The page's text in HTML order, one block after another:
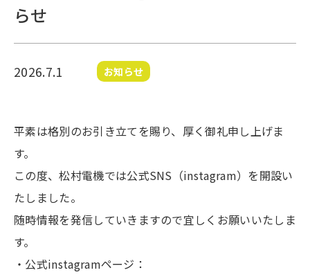
らせ
2026.7.1 お知らせ
平素は格別のお引き立てを賜り、厚く御礼申し上げま
す。
この度、松村電機では公式SNS（instagram）を開設い
たしました。
随時情報を発信していきますので宜しくお願いいたしま
す。
・公式instagramページ：